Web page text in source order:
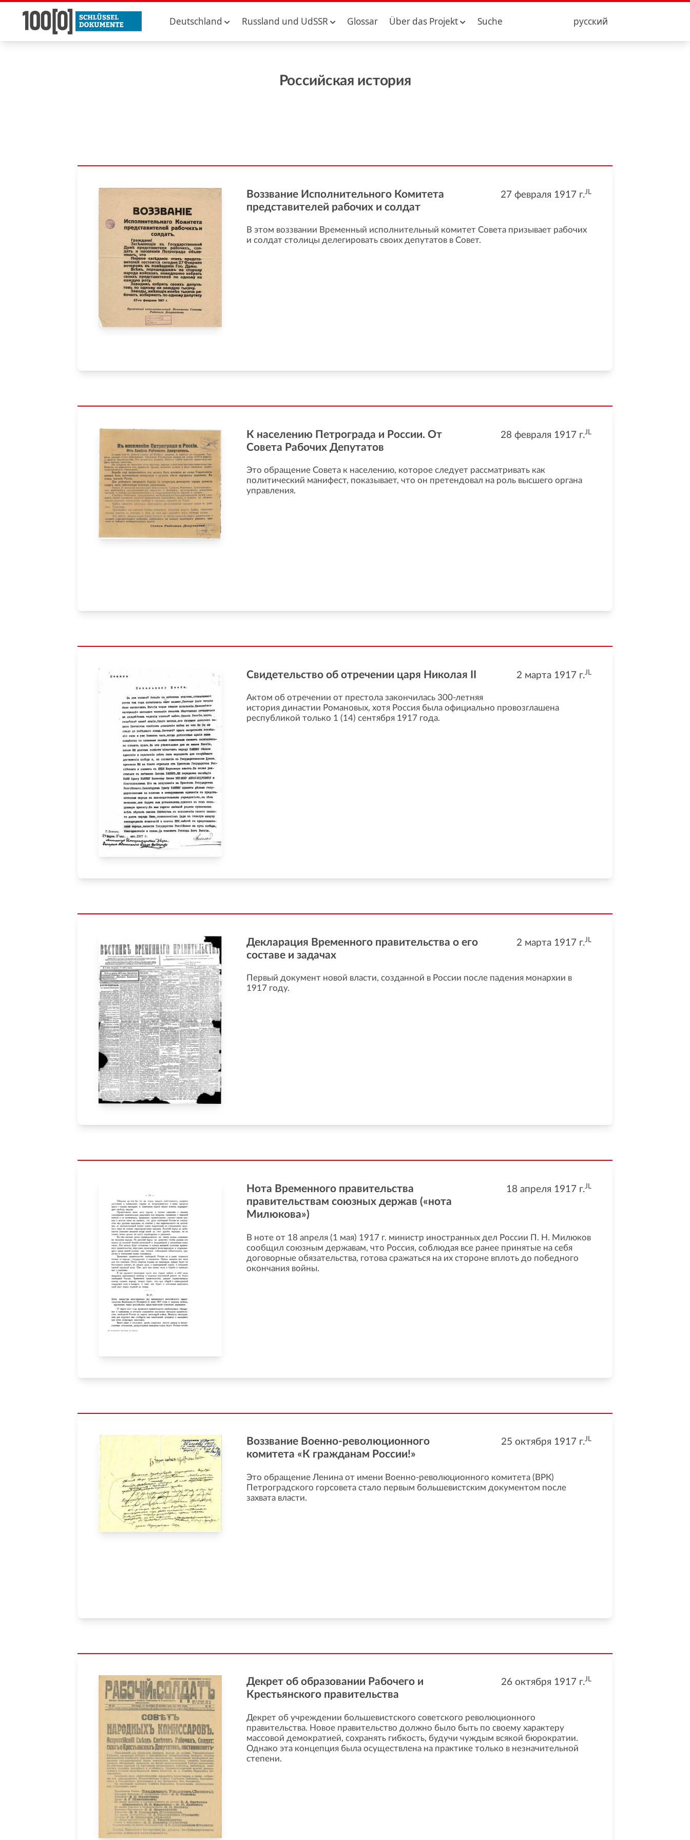
Deutschland Russland und UdSSR Glossar Über das Projekt Suche русский
Российская история
27 февраля 1917 г.JL
Воззвание Исполнительного Комитета
представителей рабочих и солдат
В этом воззвании Временный исполнительный комитет Совета призывает рабочих
и солдат столицы делегировать своих депутатов в Совет.
28 февраля 1917 г.JL
К населению Петрограда и России. От
Совета Рабочих Депутатов
Это обращение Совета к населению, которое следует рассматривать как
политический манифест, показывает, что он претендовал на роль высшего органа
управления.
2 марта 1917 г.JL
Свидетельство об отречении царя Николая II
Актом об отречении от престола закончилась 300-летняя
история династии Романовых, хотя Россия была официально провозглашена
республикой только 1 (14) сентября 1917 года.
2 марта 1917 г.JL
Декларация Временного правительства о его
составе и задачах
Первый документ новой власти, созданной в России после падения монархии в
1917 году.
18 апреля 1917 г.JL
Нота Временного правительства
правительствам союзных держав («нота
Милюкова»)
В ноте от 18 апреля (1 мая) 1917 г. министр иностранных дел России П. Н. Милюков
сообщил союзным державам, что Россия, соблюдая все ранее принятые на себя
договорные обязательства, готова сражаться на их стороне вплоть до победного
окончания войны.
25 октября 1917 г.JL
Воззвание Военно-революционного
комитета «К гражданам России!»
Это обращение Ленина от имени Военно-революционного комитета (ВРК)
Петроградского горсовета стало первым большевистским документом после
захвата власти.
26 октября 1917 г.JL
Декрет об образовании Рабочего и
Крестьянского правительства
Декрет об учреждении большевистского советского революционного
правительства. Новое правительство должно было быть по своему характеру
массовой демократией, сохранять гибкость, будучи чуждым всякой бюрократии.
Однако эта концепция была осуществлена на практике только в незначительной
степени.